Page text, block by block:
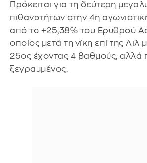
Πρόκειται για τη δεύτερη
πιθανοτήτων στην 4η
από το +25,38% του Ερυθρού
οποίος μετά τη νίκη επί της Λιλ
25ος έχοντας 4 βαθμούς, αλλά
ξεγραμμένος.